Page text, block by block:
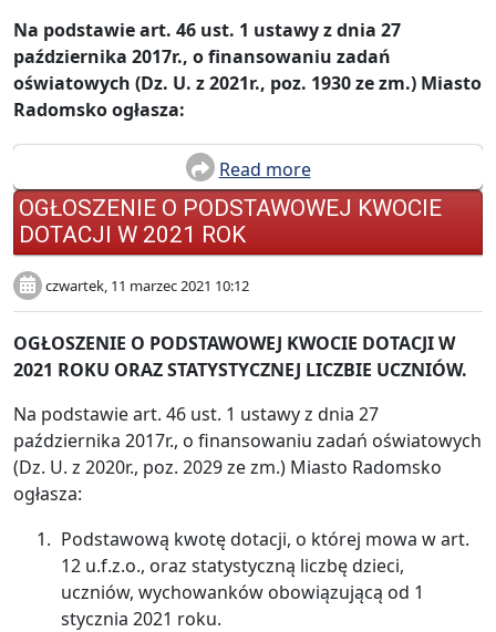
Na podstawie art. 46 ust. 1 ustawy z dnia 27
października 2017r., o finansowaniu zadań
oświatowych (Dz. U. z 2021r., poz. 1930 ze zm.) Miasto
Radomsko ogłasza:
Read more
OGŁOSZENIE O PODSTAWOWEJ KWOCIE
DOTACJI W 2021 ROK
czwartek, 11 marzec 2021 10:12
OGŁOSZENIE O PODSTAWOWEJ KWOCIE DOTACJI W
2021 ROKU ORAZ STATYSTYCZNEJ LICZBIE UCZNIÓW.
Na podstawie art. 46 ust. 1 ustawy z dnia 27
października 2017r., o finansowaniu zadań oświatowych
(Dz. U. z 2020r., poz. 2029 ze zm.) Miasto Radomsko
ogłasza:
Podstawową kwotę dotacji, o której mowa w art.
12 u.f.z.o., oraz statystyczną liczbę dzieci,
uczniów, wychowanków obowiązującą od 1
stycznia 2021 roku.